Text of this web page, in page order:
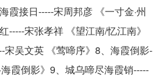
霞接日-----宋周邦彦 《一寸金·州
-----宋张孝祥 《望江南/忆江南》
宋吴文英 《莺啼序》8、海霞倒影-
霞倒影》9、城乌啼尽海霞销-----